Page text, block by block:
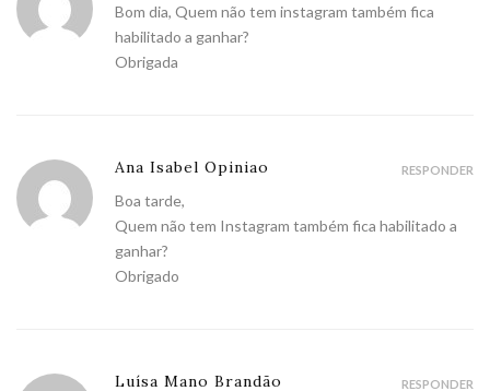
Bom dia, Quem não tem instagram também fica
habilitado a ganhar?
Obrigada
Ana Isabel Opiniao
Boa tarde,
Quem não tem Instagram também fica habilitado a
ganhar?
Obrigado
RESPONDER
Luísa Mano Brandão RESPONDER